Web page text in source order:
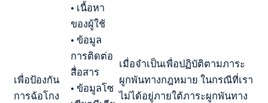
เพื่อป้องกัน
การฉ้อโกง
• เนื้อหา
ของผู้ใช้
• ข้อมูล
การติดต่อ
สื่อสาร
• ข้อมูลโซ
เมื่อจำเป็นเพื่อปฏิบัติตามภาระ
ผูกพันทางกฎหมาย ในกรณีที่เรา
ไม่ได้อยู่ภายใต้ภาระผูกพันทาง